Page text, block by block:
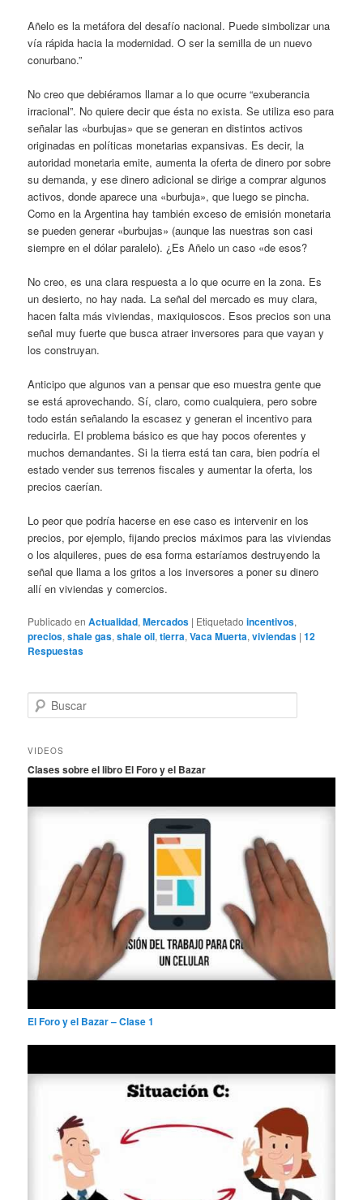
Añelo es la metáfora del desafío nacional. Puede simbolizar una
vía rápida hacia la modernidad. O ser la semilla de un nuevo
conurbano.”
No creo que debiéramos llamar a lo que ocurre “exuberancia
irracional”. No quiere decir que ésta no exista. Se utiliza eso para
señalar las «burbujas» que se generan en distintos activos
originadas en políticas monetarias expansivas. Es decir, la
autoridad monetaria emite, aumenta la oferta de dinero por sobre
su demanda, y ese dinero adicional se dirige a comprar algunos
activos, donde aparece una «burbuja», que luego se pincha.
Como en la Argentina hay también exceso de emisión monetaria
se pueden generar «burbujas» (aunque las nuestras son casi
siempre en el dólar paralelo). ¿Es Añelo un caso «de esos?
No creo, es una clara respuesta a lo que ocurre en la zona. Es
un desierto, no hay nada. La señal del mercado es muy clara,
hacen falta más viviendas, maxiquioscos. Esos precios son una
señal muy fuerte que busca atraer inversores para que vayan y
los construyan.
Anticipo que algunos van a pensar que eso muestra gente que
se está aprovechando. Sí, claro, como cualquiera, pero sobre
todo están señalando la escasez y generan el incentivo para
reducirla. El problema básico es que hay pocos oferentes y
muchos demandantes. Si la tierra está tan cara, bien podría el
estado vender sus terrenos fiscales y aumentar la oferta, los
precios caerían.
Lo peor que podría hacerse en ese caso es intervenir en los
precios, por ejemplo, fijando precios máximos para las viviendas
o los alquileres, pues de esa forma estaríamos destruyendo la
señal que llama a los gritos a los inversores a poner su dinero
allí en viviendas y comercios.
Publicado en Actualidad,Mercados | Etiquetado incentivos,
precios,shale gas,shale oil,tierra,Vaca Muerta,viviendas |12
Respuestas
u
c
r
VIDEOS
Clases sobre el libro El Foro y el Bazar
El Foro y el Bazar – Clase 1